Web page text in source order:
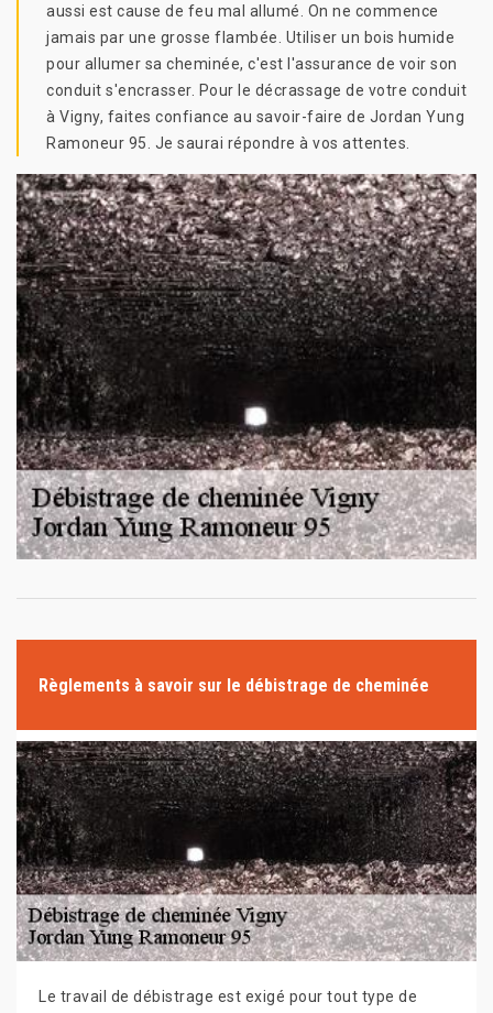
aussi est cause de feu mal allumé. On ne commence
jamais par une grosse flambée. Utiliser un bois humide
pour allumer sa cheminée, c'est l'assurance de voir son
conduit s'encrasser. Pour le décrassage de votre conduit
à Vigny, faites confiance au savoir-faire de Jordan Yung
Ramoneur 95. Je saurai répondre à vos attentes.
Règlements à savoir sur le débistrage de cheminée
Le travail de débistrage est exigé pour tout type de